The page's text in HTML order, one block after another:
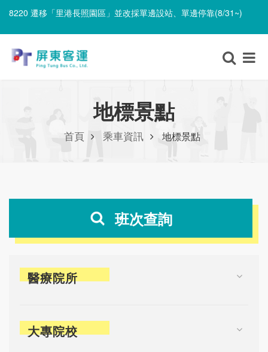
8220 遷移「里港長照園區」並改採單邊設站、單邊停靠(8/31~)
8220 遷移「里港長照園區」並改採單邊設站、單邊停靠(8/31~)
地標景點
首頁 乘車資訊 地標景點
班次查詢
醫療院所
大專院校